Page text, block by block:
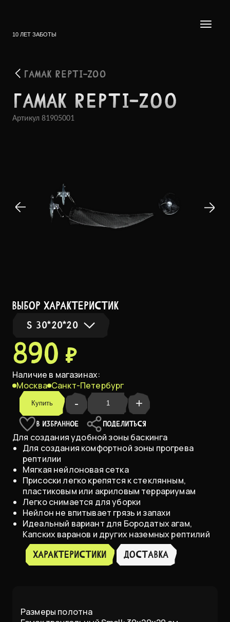
10 ЛЕТ ЗАБОТЫ
ГАМАК REPTI-ZOO
ГАМАК REPTI-ZOO
Артикул 81905001
выбор характеристик
S 30*20*20
S 30*20*20
M 45*30*30
L 50*20
890 ₽
Наличие в магазинах:
Москва Санкт-Петербург
Купить - +
В ИЗБРАННОЕ ПОДЕЛИТЬСЯ
Для создания удобной зоны баскинга
Для создания комфортной зоны прогрева
рептилии
Мягкая нейлоновая сетка
Присоски легко крепятся к стеклянным,
пластиковым или акриловым террариумам
Легко снимается для уборки
Нейлон не впитывает грязь и запахи
Идеальный вариант для Бородатых агам,
Капских варанов и других наземных рептилий
ХАРАКТЕРИСТИКИ доставка
Размеры полотна